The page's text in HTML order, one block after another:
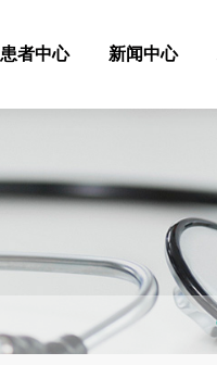
患者中心 新闻中心